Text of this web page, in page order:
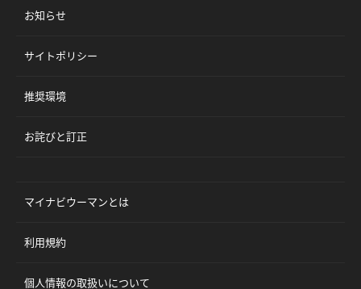
お知らせ
サイトポリシー
推奨環境
お詫びと訂正
マイナビウーマンとは
利用規約
個人情報の取扱いについて